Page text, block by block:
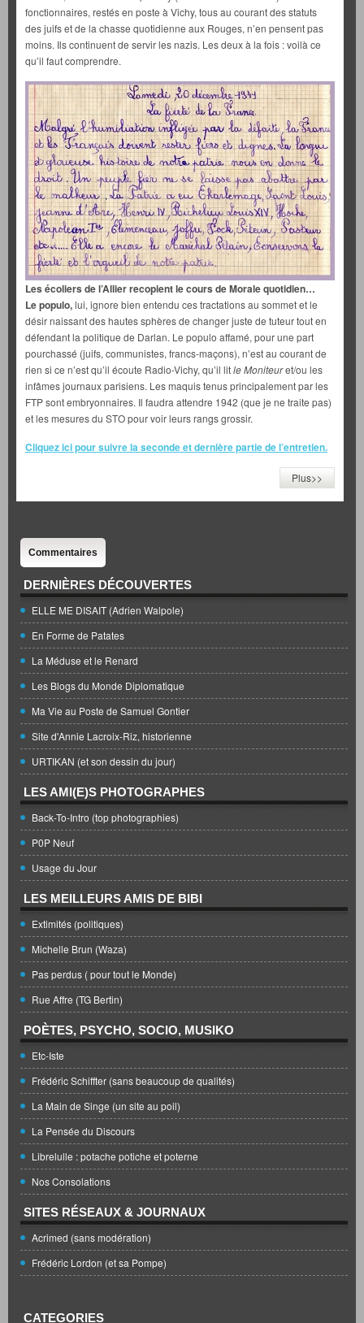
fonctionnaires, restés en poste à Vichy, tous au courant des statuts
des juifs et de la chasse quotidienne aux Rouges, n’en pensent pas
moins. Ils continuent de servir les nazis. Les deux à la fois : voilà ce
qu’il faut comprendre.
Les écoliers de l’Allier recopient le cours de Morale quotidien…
Le populo,lui, ignore bien entendu ces tractations au sommet et le
désir naissant des hautes sphères de changer juste de tuteur tout en
défendant la politique de Darlan. Le populo affamé, pour une part
pourchassé (juifs, communistes, francs-maçons), n’est au courant de
rien si ce n’est qu’il écoute Radio-Vichy, qu’il litle Moniteuret/ou les
infâmes journaux parisiens. Les maquis tenus principalement par les
FTP sont embryonnaires. Il faudra attendre 1942 (que je ne traite pas)
et les mesures du STO pour voir leurs rangs grossir.
Cliquez ici pour suivre la seconde et dernière partie de l’entretien.
Plus>>
Commentaires
DERNIÈRES DÉCOUVERTES
ELLE ME DISAIT (Adrien Walpole)
En Forme de Patates
La Méduse et le Renard
Les Blogs du Monde Diplomatique
Ma Vie au Poste de Samuel Gontier
Site d'Annie Lacroix-Riz, historienne
URTIKAN (et son dessin du jour)
LES AMI(E)S PHOTOGRAPHES
Back-To-Intro (top photographies)
P0P Neuf
Usage du Jour
LES MEILLEURS AMIS DE BIBI
Extimités (politiques)
Michelle Brun (Waza)
Pas perdus ( pour tout le Monde)
Rue Affre (TG Bertin)
POÈTES, PSYCHO, SOCIO, MUSIKO
Etc-Iste
Frédéric Schiffter (sans beaucoup de qualités)
La Main de Singe (un site au poil)
La Pensée du Discours
Librelulle : potache potiche et poterne
Nos Consolations
SITES RÉSEAUX & JOURNAUX
Acrimed (sans modération)
Frédéric Lordon (et sa Pompe)
CATEGORIES